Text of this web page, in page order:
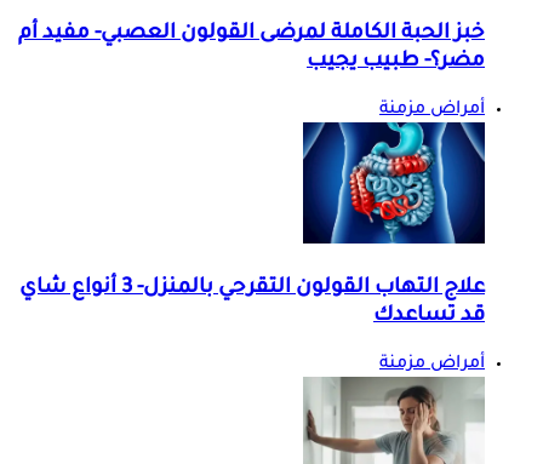
خبز الحبة الكاملة لمرضى القولون العصبي- مفيد أم
مضر؟- طبيب يجيب
أمراض مزمنة
علاج التهاب القولون التقرحي بالمنزل- 3 أنواع شاي
قد تساعدك
أمراض مزمنة